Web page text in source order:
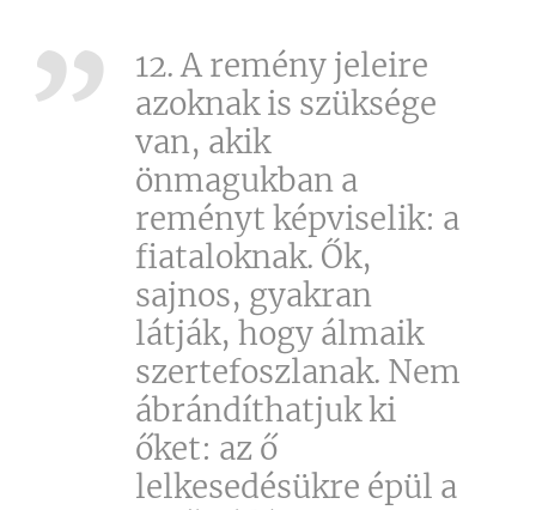
12. A remény jeleire
azoknak is szüksége
van, akik
önmagukban a
reményt képviselik: a
fiataloknak. Ők,
sajnos, gyakran
látják, hogy álmaik
szertefoszlanak. Nem
ábrándíthatjuk ki
őket: az ő
lelkesedésükre épül a